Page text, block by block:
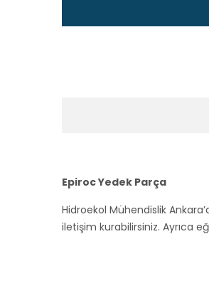
Epiroc Yedek Parça
Hidroekol Mühendislik
iletişim kurabilirsiniz. Ayrıca